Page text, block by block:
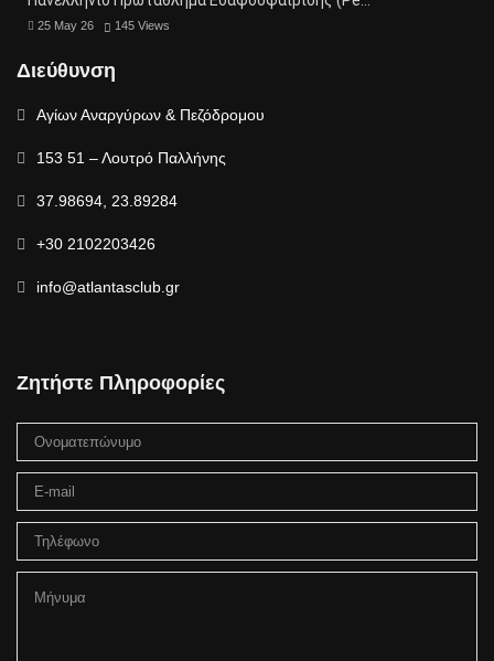
25 May 26 145 Views
Διεύθυνση
Αγίων Αναργύρων & Πεζόδρομου
153 51 – Λουτρό Παλλήνης
37.98694, 23.89284
+30 2102203426
info@atlantasclub.gr
Ζητήστε Πληροφορίες